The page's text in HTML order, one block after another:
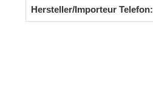
Hersteller/Importeur Telefon: